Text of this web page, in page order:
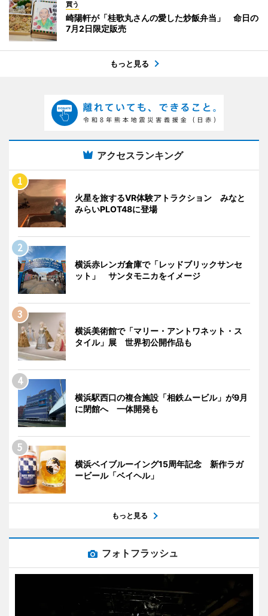
買う
崎陽軒が「桂歌丸さんの愛した炒飯弁当」 命日の
7月2日限定販売
もっと見る
アクセスランキング
火星を旅するVR体験アトラクション みなと
みらいPLOT48に登場
横浜赤レンガ倉庫で「レッドブリックサンセ
ット」 サンタモニカをイメージ
横浜美術館で「マリー・アントワネット・ス
タイル」展 世界初公開作品も
横浜駅西口の複合施設「相鉄ムービル」が9月
に閉館へ 一体開発も
横浜ベイブルーイング15周年記念 新作ラガ
ービール「ベイヘル」
もっと見る
フォトフラッシュ